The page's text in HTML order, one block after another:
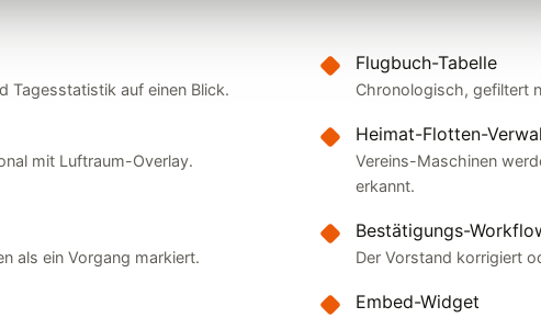
Tagesstatistik auf einen Blick.
Flugbuch-Tabelle
Chronologisch, gefiltert
mit Luftraum-Overlay.
Heimat-Flotten-
Vereins-Maschinen
erkannt.
als ein Vorgang markiert.
Bestätigungs-
Der Vorstand korrigiert
Embed-Widget